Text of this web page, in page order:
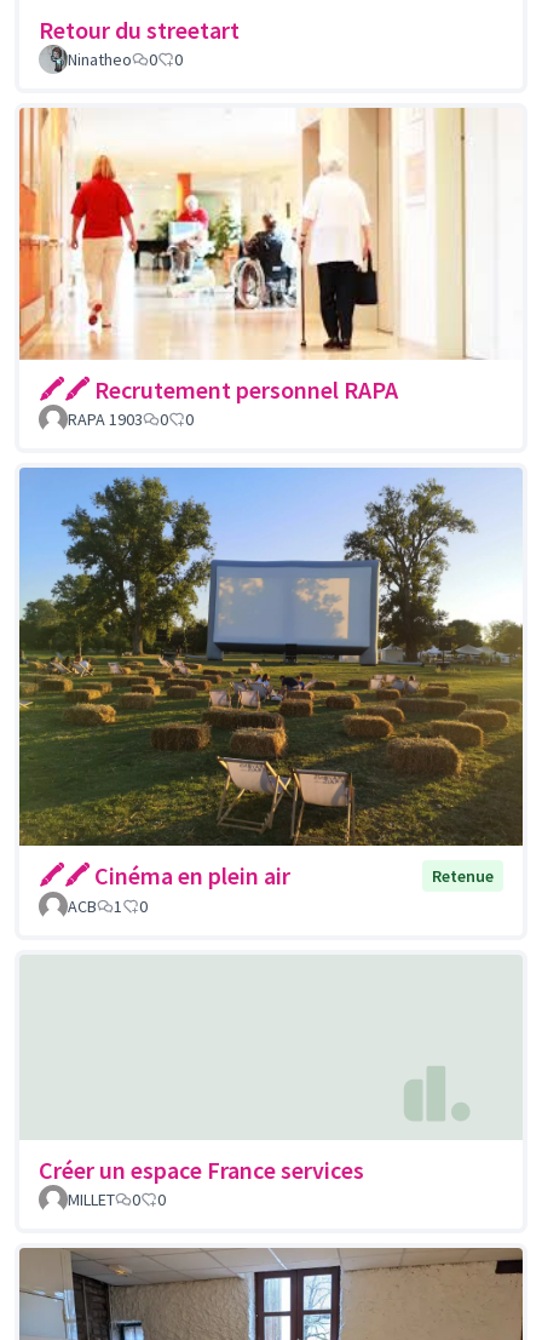
Retour du streetart
Ninatheo 0 0
🖍🖍 Recrutement personnel RAPA
RAPA 1903 0 0
🖍🖍 Cinéma en plein air
Retenue
ACB
1 0
Créer un espace France services
MILLET 0 0